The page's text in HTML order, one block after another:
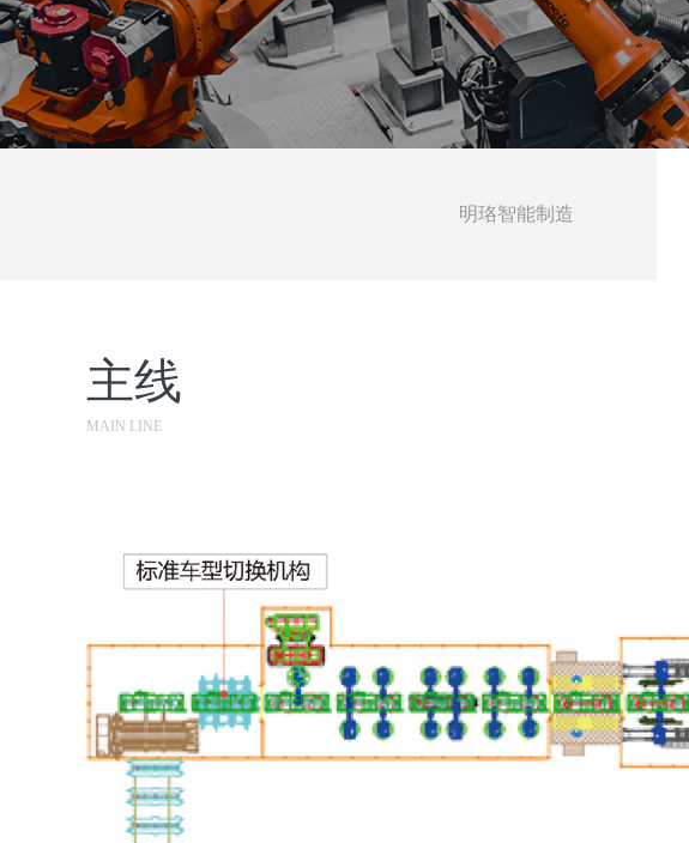
明珞智能制造
主线
MAIN LINE